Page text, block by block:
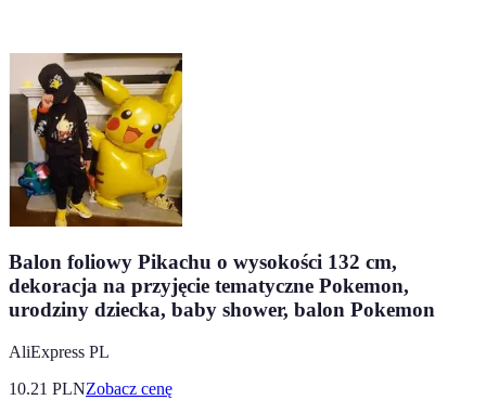
Balon foliowy Pikachu o wysokości 132 cm,
dekoracja na przyjęcie tematyczne Pokemon,
urodziny dziecka, baby shower, balon Pokemon
AliExpress PL
10.21 PLNZobacz cenę